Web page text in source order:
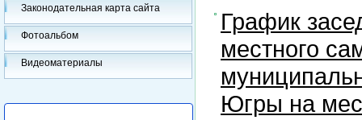
Законодательная карта сайта
Фотоальбом
Видеоматериалы
График
местного
Югры на